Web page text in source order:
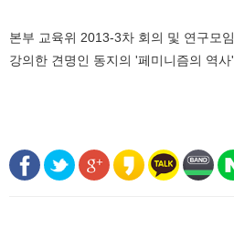
본부 교육위 2013-3차 회의 및 연구모
강의한 견명인 동지의 '페미니즘의 역사